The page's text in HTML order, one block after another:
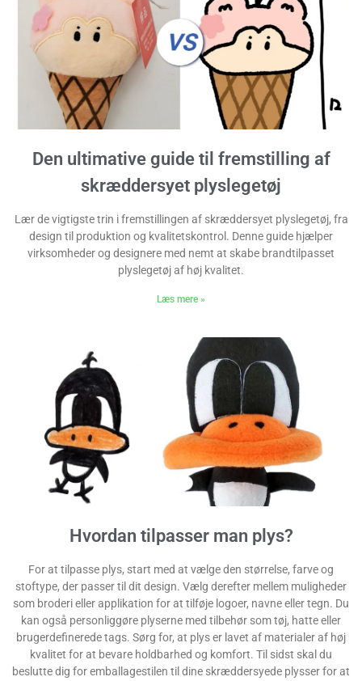
Den ultimative guide til fremstilling af
skræddersyet plyslegetøj
Lær de vigtigste trin i fremstillingen af skræddersyet plyslegetøj, fra
design til produktion og kvalitetskontrol. Denne guide hjælper
virksomheder og designere med nemt at skabe brandtilpasset
plyslegetøj af høj kvalitet.
Læs mere »
Hvordan tilpasser man plys?
For at tilpasse plys, start med at vælge den størrelse, farve og
stoftype, der passer til dit design. Vælg derefter mellem muligheder
som broderi eller applikation for at tilføje logoer, navne eller tegn. Du
kan også personliggøre plyserne med tilbehør som tøj, hatte eller
brugerdefinerede tags. Sørg for, at plys er lavet af materialer af høj
kvalitet for at bevare holdbarhed og komfort. Til sidst skal du
beslutte dig for emballagestilen til dine skræddersyede plysser for at